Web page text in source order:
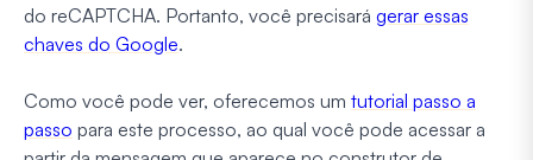
do reCAPTCHA. Portanto, você precisará gerar essas
chaves do Google.
Como você pode ver, oferecemos um tutorial passo a
passo para este processo, ao qual você pode acessar a